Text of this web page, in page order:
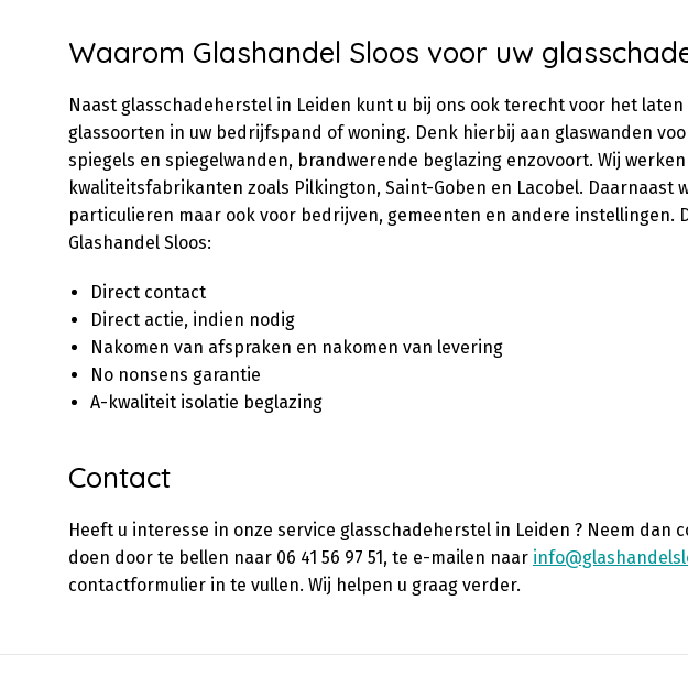
Waarom Glashandel Sloos voor uw
Naast glasschadeherstel in Leiden kunt u bij ons ook terecht voor het
glassoorten in uw bedrijfspand of woning. Denk hierbij aan glaswanden
spiegels en spiegelwanden, brandwerende beglazing enzovoort. Wij
kwaliteitsfabrikanten zoals Pilkington, Saint-Goben en Lacobel. Daarnaast
particulieren maar ook voor bedrijven, gemeenten en andere instellingen.
Glashandel Sloos:
Direct contact
Direct actie, indien nodig
Nakomen van afspraken en nakomen van levering
No nonsens garantie
A-kwaliteit isolatie beglazing
Contact
Heeft u interesse in onze service glasschadeherstel in Leiden ? Neem dan
doen door te bellen naar 06 41 56 97 51, te e-mailen naar
contactformulier in te vullen. Wij helpen u graag verder.